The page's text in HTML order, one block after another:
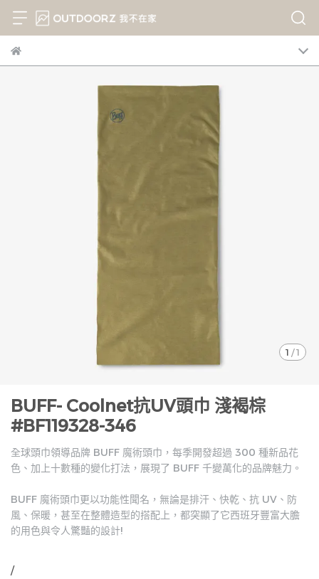
1 /1
BUFF- Coolnet抗UV頭巾 淺褐棕
#BF119328-346
全球頭巾領導品牌 BUFF 魔術頭巾，每季開發超過 300 種新品花
色、加上十數種的變化打法，展現了 BUFF 千變萬化的品牌魅力。
BUFF 魔術頭巾更以功能性聞名，無論是排汗、快乾、抗 UV、防
風、保暖，甚至在整體造型的搭配上，都突顯了它西班牙豐富大膽
的用色與令人驚豔的設計!
/